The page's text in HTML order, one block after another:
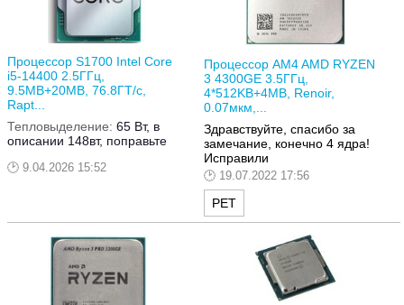
Процессор S1700 Intel Core
i5-14400 2.5ГГц,
9.5MB+20MB, 76.8ГТ/с,
Rapt...
Тепловыделение: 65 Вт, в
описании 148вт, поправьте
9.04.2026 15:52
Процессор AM4 AMD RYZEN
3 4300GE 3.5ГГц,
4*512KB+4MB, Renoir,
0.07мкм,...
Здравствуйте, спасибо за
замечание, конечно 4 ядра!
Исправили
19.07.2022 17:56
РЕТ